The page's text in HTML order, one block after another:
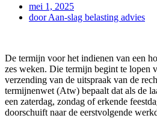
mei 1, 2025
doorAan-slag belasting advies
De termijn voor het indienen van een
zes weken. Die termijn begint te lopen
verzending van de uitspraak van de
termijnenwet (Atw) bepaalt dat als de
een zaterdag, zondag of erkende
doorschuift naar de eerstvolgende